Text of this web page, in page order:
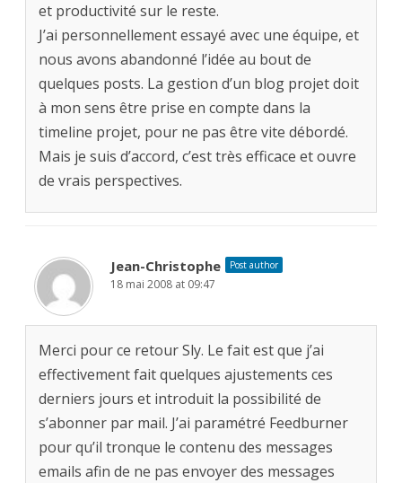
et productivité sur le reste.
J’ai personnellement essayé avec une équipe, et
nous avons abandonné l’idée au bout de
quelques posts. La gestion d’un blog projet doit
à mon sens être prise en compte dans la
timeline projet, pour ne pas être vite débordé.
Mais je suis d’accord, c’est très efficace et ouvre
de vrais perspectives.
Jean-Christophe Post author
18 mai 2008 at 09:47
Merci pour ce retour Sly. Le fait est que j’ai
effectivement fait quelques ajustements ces
derniers jours et introduit la possibilité de
s’abonner par mail. J’ai paramétré Feedburner
pour qu’il tronque le contenu des messages
emails afin de ne pas envoyer des messages